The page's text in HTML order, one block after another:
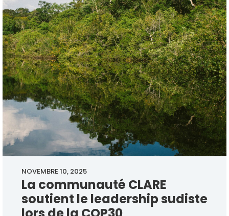
NOVEMBRE 10, 2025
La communauté CLARE
soutient le leadership sudiste